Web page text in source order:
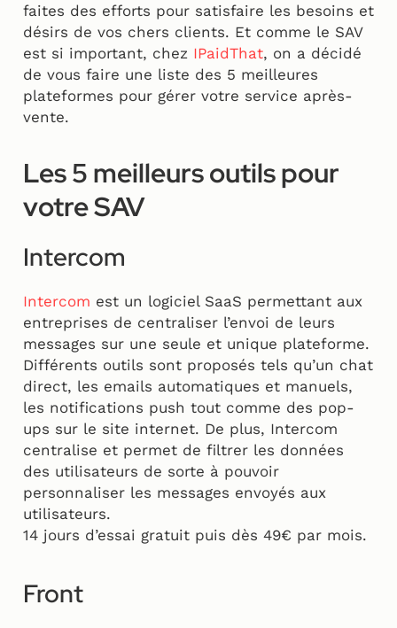
faites des efforts pour satisfaire les besoins et
désirs de vos chers clients. Et comme le SAV
est si important, chez IPaidThat, on a décidé
de vous faire une liste des 5 meilleures
plateformes pour gérer votre service après-
vente.
Les 5 meilleurs outils pour
votre SAV
Intercom
Intercom est un logiciel SaaS permettant aux
entreprises de centraliser l’envoi de leurs
messages sur une seule et unique plateforme.
Différents outils sont proposés tels qu’un chat
direct, les emails automatiques et manuels,
les notifications push tout comme des pop-
ups sur le site internet. De plus, Intercom
centralise et permet de filtrer les données
des utilisateurs de sorte à pouvoir
personnaliser les messages envoyés aux
utilisateurs.
14 jours d’essai gratuit puis dès 49€ par mois.
Front